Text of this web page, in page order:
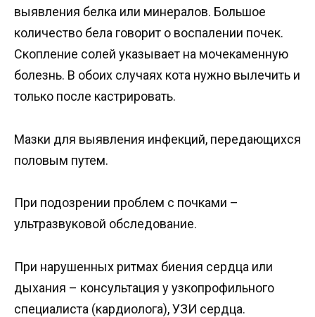
выявления белка или минералов. Большое
количество бела говорит о воспалении почек.
Скопление солей указывает на мочекаменную
болезнь. В обоих случаях кота нужно вылечить и
только после кастрировать.
Мазки для выявления инфекций, передающихся
половым путем.
При подозрении проблем с почками –
ультразвуковой обследование.
При нарушенных ритмах биения сердца или
дыхания – консультация у узкопрофильного
специалиста (кардиолога), УЗИ сердца.